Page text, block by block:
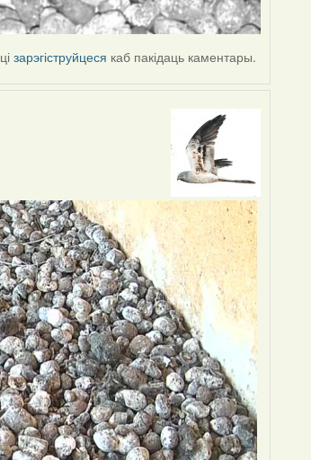
цізарэгіструйцеся каб пакідаць каментары.